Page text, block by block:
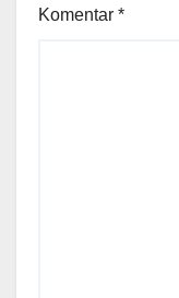
Komentar *